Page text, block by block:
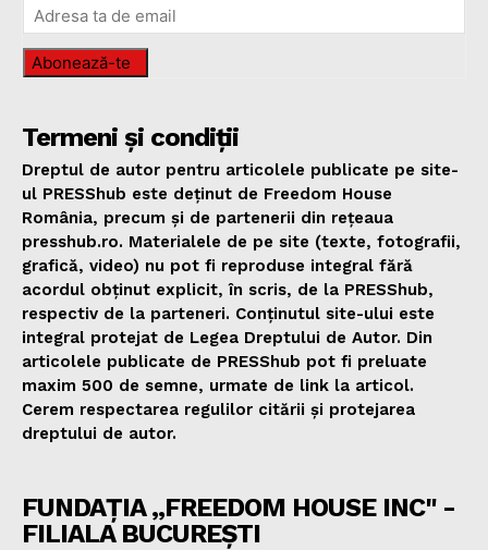
Abonează-te
Termeni și condiții
Dreptul de autor pentru articolele publicate pe site-
ul PRESShub este deținut de Freedom House
România, precum și de partenerii din rețeaua
presshub.ro. Materialele de pe site (texte, fotografii,
grafică, video) nu pot fi reproduse integral fără
acordul obținut explicit, în scris, de la PRESShub,
respectiv de la parteneri. Conținutul site-ului este
integral protejat de Legea Dreptului de Autor. Din
articolele publicate de PRESShub pot fi preluate
maxim 500 de semne, urmate de link la articol.
Cerem respectarea regulilor citării și protejarea
dreptului de autor.
FUNDAȚIA „FREEDOM HOUSE INC" -
FILIALA BUCUREȘTI